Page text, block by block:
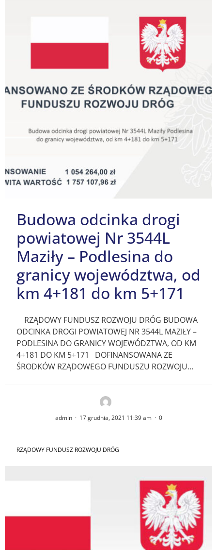
Budowa odcinka drogi
powiatowej Nr 3544L
Maziły – Podlesina do
granicy województwa, od
km 4+181 do km 5+171
RZĄDOWY FUNDUSZ ROZWOJU DRÓG BUDOWA
ODCINKA DROGI POWIATOWEJ NR 3544L MAZIŁY –
PODLESINA DO GRANICY WOJEWÓDZTWA, OD KM
4+181 DO KM 5+171 DOFINANSOWANA ZE
ŚRODKÓW RZĄDOWEGO FUNDUSZU ROZWOJU…
admin · 17 grudnia, 2021 11:39 am · 0
RZĄDOWY FUNDUSZ ROZWOJU DRÓG